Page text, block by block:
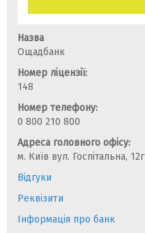
Назва
Ощадбанк
Номер ліцензії:
148
Номер телефону:
0 800 210 800
Адреса головного офісу:
м. Київ вул. Госпітальна, 12г
Відгуки
Реквізити
Інформація про банк